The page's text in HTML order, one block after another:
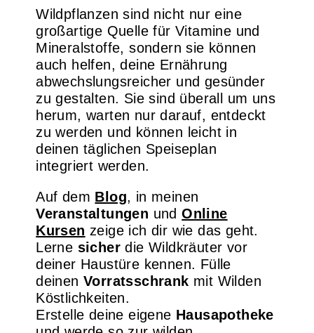
Wildpflanzen sind nicht nur eine
großartige Quelle für Vitamine und
Mineralstoffe, sondern sie können
auch helfen, deine Ernährung
abwechslungsreicher und gesünder
zu gestalten. Sie sind überall um uns
herum, warten nur darauf, entdeckt
zu werden und können leicht in
deinen täglichen Speiseplan
integriert werden.
Auf dem Blog, in meinen
Veranstaltungen undOnline
Kursen zeige ich dir wie das geht.
Lerne sicher die Wildkräuter vor
deiner Haustüre kennen. Fülle
deinen Vorratsschrank mit Wilden
Köstlichkeiten.
Erstelle deine eigene Hausapotheke